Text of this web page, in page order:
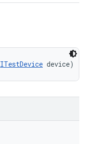
ITestDevice device)